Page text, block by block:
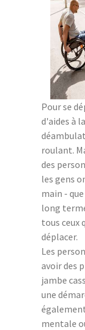
Pour se
d'aides à
roulant.
des
les gens
main -
long
tous ceux
déplacer.
Les
avoir des
jambe
une
mentale